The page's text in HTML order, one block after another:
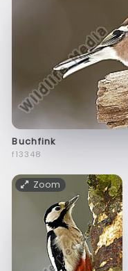
Buchfink
f13348
Zoom